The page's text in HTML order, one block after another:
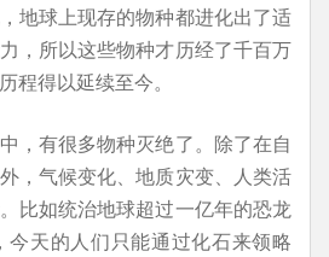
地球上现存的物种都进化出了适
，所以这些物种才历经了千百万
程得以延续至今。
，有很多物种灭绝了。除了在自
，气候变化、地质灾变、人类活
比如统治地球超过一亿年的恐龙
今天的人们只能通过化石来领略